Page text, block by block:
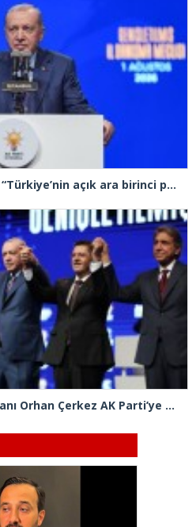
Cumhurbaşkanı Erdoğan: “Türkiye’nin açık ara birinci partisiyiz”
Çekmeköy Belediye Başkanı Orhan Çerkez AK Parti’ye katıldı